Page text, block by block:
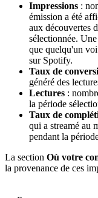
Impressions :
émission a été
aux découvertes
sélectionnée.
que quelqu'un
sur Spotify.
Taux de
généré des
Lectures :
la période
Taux de
qui a streamé au
pendant la
La section Où votre
la provenance de ces